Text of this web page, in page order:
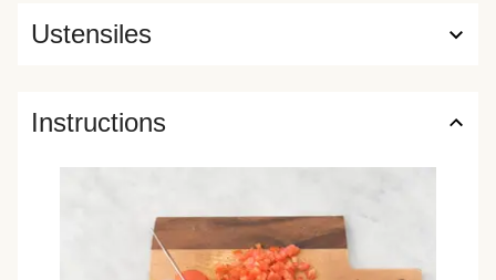
Ustensiles
Instructions